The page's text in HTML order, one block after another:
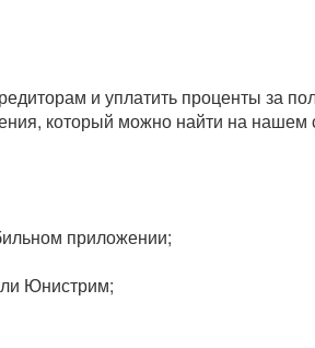
и уплатить проценты за
который можно найти на
приложении;
Юнистрим;